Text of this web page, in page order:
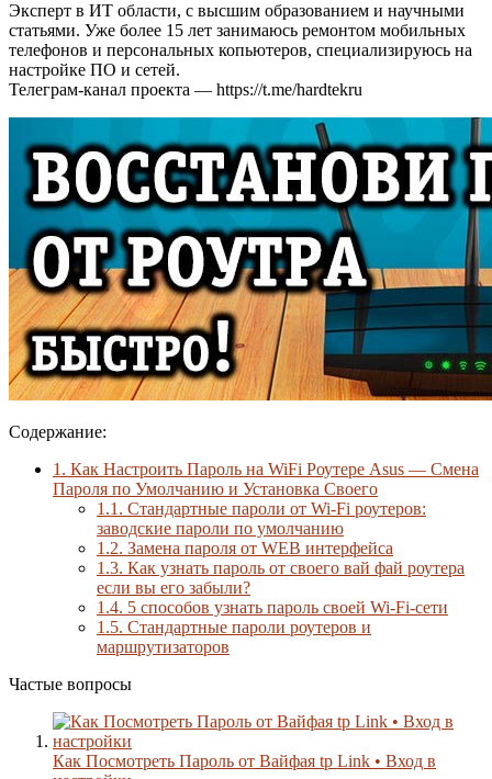
Эксперт в ИТ области, с высшим образованием и научными
статьями. Уже более 15 лет занимаюсь ремонтом мобильных
телефонов и персональных копьютеров, специализируюсь на
настройке ПО и сетей.
Телеграм-канал проекта — https://t.me/hardtekru
Содержание:
1. Как Настроить Пароль на WiFi Роутере Asus — Смена
Пароля по Умолчанию и Установка Своего
1.1. Стандартные пароли от Wi-Fi роутеров:
заводские пароли по умолчанию
1.2. Замена пароля от WEB интерфейса
1.3. Как узнать пароль от своего вай фай роутера
если вы его забыли?
1.4. 5 способов узнать пароль своей Wi-Fi-сети
1.5. Стандартные пароли роутеров и
маршрутизаторов
Частые вопросы
Как Посмотреть Пароль от Вайфая tp Link • Вход в